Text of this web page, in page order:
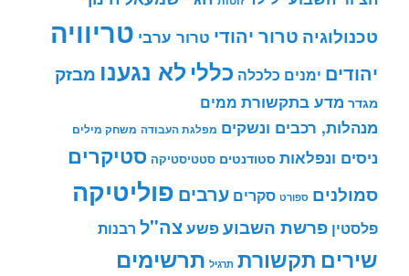
טכנולוגיה טרור יהודי טרור ערבי טריוויה
יהודים ימנים כלכלה כללי לא נגענו מבזק
מגדר מדע בתקשורת ממים
מנהלות, רכבים ונשקים מפלגת העבודה משחק מילים
ניסים ונפלאות סטודנטים סטטיסטיקה סטיקרים
סמולנים ספורט סקרים ערבים פוליטיקה
פלסטין פרשת השבועפשעצה"ל רבנות
שירים תקשורת תרגיל תרשימים